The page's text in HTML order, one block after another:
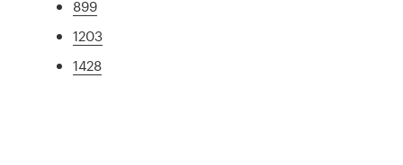
899
1203
1428